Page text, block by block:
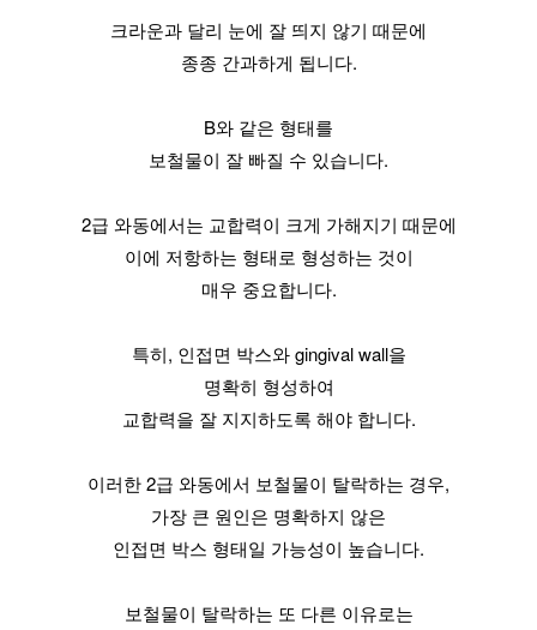
크라운과 달리 눈에 잘 띄지 않기 때문에
종종 간과하게 됩니다.
B와 같은 형태를
보철물이 잘 빠질 수 있습니다.
2급 와동에서는 교합력이 크게 가해지기 때문에
이에 저항하는 형태로 형성하는 것이
매우 중요합니다.
특히, 인접면 박스와 gingival wall을
명확히 형성하여
교합력을 잘 지지하도록 해야 합니다.
이러한 2급 와동에서 보철물이 탈락하는 경우,
가장 큰 원인은 명확하지 않은
인접면 박스 형태일 가능성이 높습니다.
보철물이 탈락하는 또 다른 이유로는